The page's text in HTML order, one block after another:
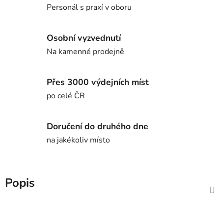
Personál s praxí v oboru
Osobní vyzvednutí
Na kamenné prodejně
Přes 3000 výdejních míst
po celé ČR
Doručení do druhého dne
na jakékoliv místo
Popis